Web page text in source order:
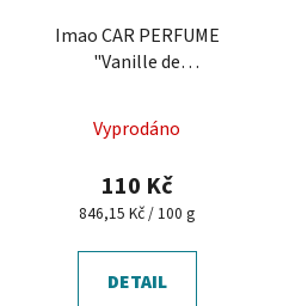
Imao CAR PERFUME
"Vanille de
Vyprodáno
110 Kč
Měrná
846,15 Kč / 100 g
DETAIL